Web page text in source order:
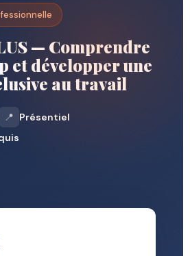
— Comprendre
et développer une
au travail
📍 Présentiel